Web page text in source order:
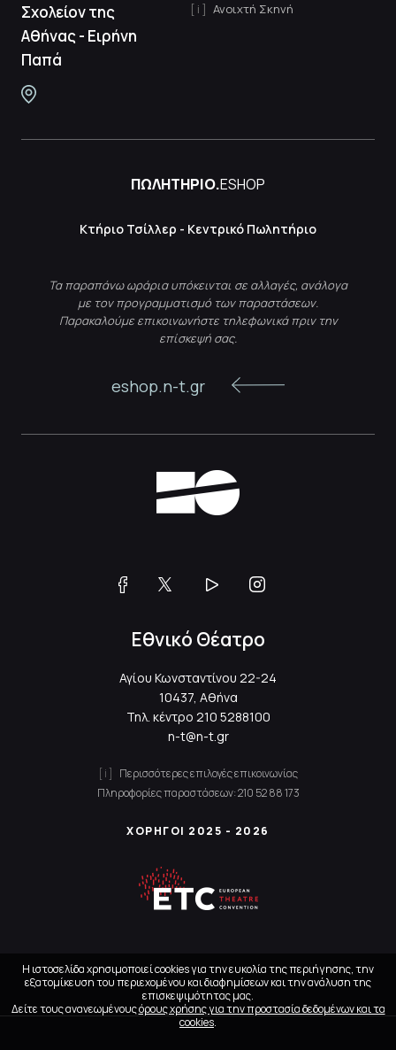
Σχολείον της
Αθήνας - Ειρήνη
Παπά
Ανοιχτή Σκηνή
ΠΩΛΗΤΗΡΙΟ.ESHOP
Κτήριο Τσίλλερ - Κεντρικό Πωλητήριο
Τα παραπάνω ωράρια υπόκεινται σε αλλαγές, ανάλογα
με τον προγραμματισμό των παραστάσεων.
Παρακαλούμε επικοινωνήστε τηλεφωνικά πριν την
επίσκεψή σας.
eshop.n-t.gr
Εθνικό Θέατρο
Αγίου Κωνσταντίνου 22-24
10437, Αθήνα
Τηλ. κέντρο 210 5288100
n-t@n-t.gr
Περισσότερες επιλογές επικοινωνίας
Πληροφορίες παραστάσεων:210 52 88 173
ΧΟΡΗΓΟΙ 2025 - 2026
Η ιστοσελίδα χρησιμοποιεί cookies για την ευκολία της περιήγησης, την
εξατομίκευση του περιεχομένου και διαφημίσεων και την ανάλυση της
επισκεψιμότητας μας.
Δείτε τους ανανεωμένουςόρους χρήσης για την προστασία δεδομένων και τα
cookies.